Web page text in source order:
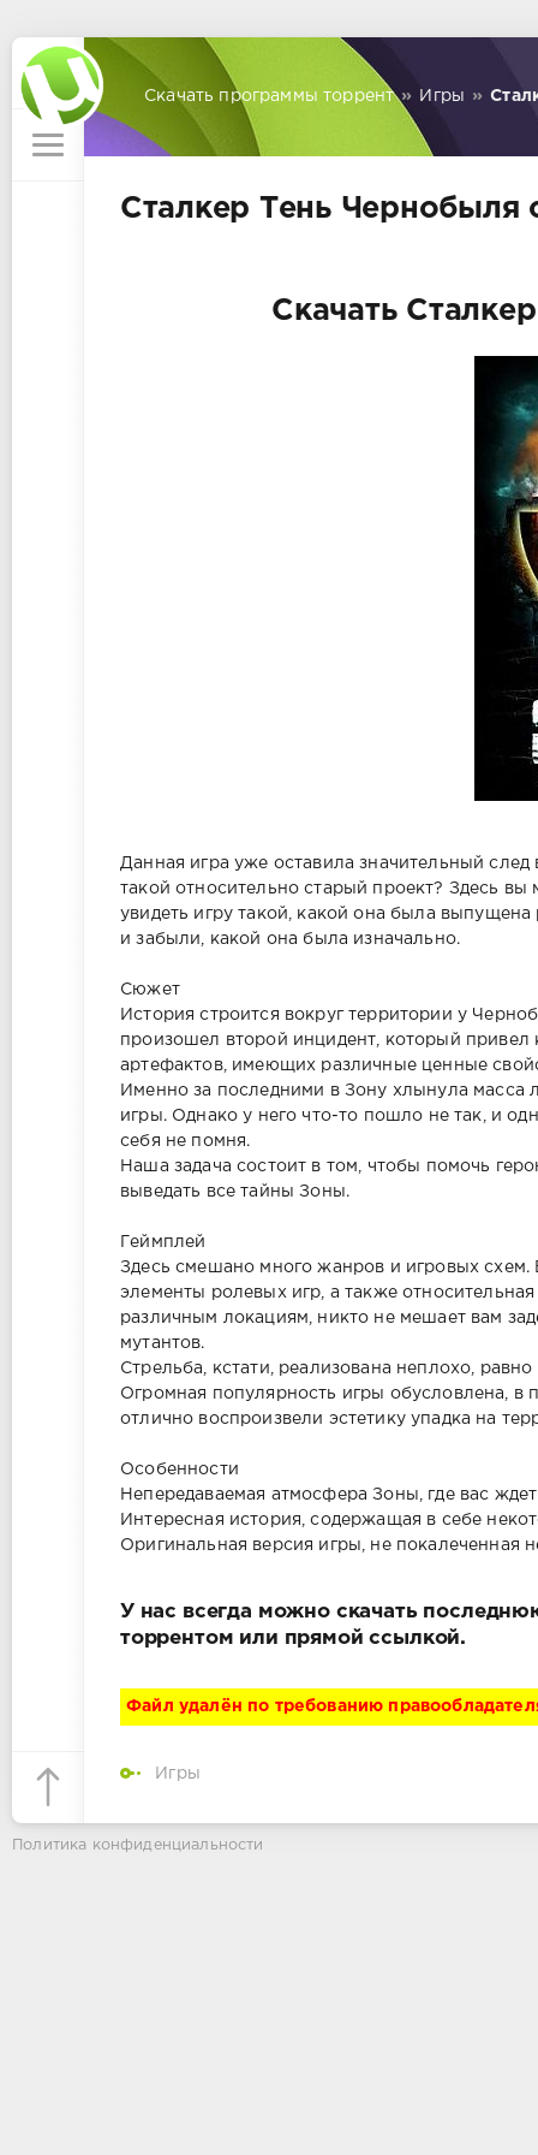
Скачать программы торрент » Игры »
Сталкер Тень Чернобыля
Скачать
Данная игра уже оставила значительный
такой относительно старый проект? Здесь
увидеть игру такой, какой она была
и забыли, какой она была изначально.
Сюжет
История строится вокруг территории у
произошел второй инцидент, который
артефактов, имеющих различные ценные
Именно за последними в Зону хлынула масса
игры. Однако у него что-то пошло не так, и
себя не помня.
Наша задача состоит в том, чтобы помочь
выведать все тайны Зоны.
Геймплей
Здесь смешано много жанров и игровых
элементы ролевых игр, а также
различным локациям, никто не мешает вам
мутантов.
Стрельба, кстати, реализована неплохо,
Огромная популярность игры обусловлена, в
отлично воспроизвели эстетику упадка на
Особенности
Непередаваемая атмосфера Зоны, где вас
Интересная история, содержащая в себе
Оригинальная версия игры, не покалеченная
У нас всегда можно скачать
торрентом или прямой ссылкой.
Файл удалён по требованию
Игры
Политика конфиденциальности